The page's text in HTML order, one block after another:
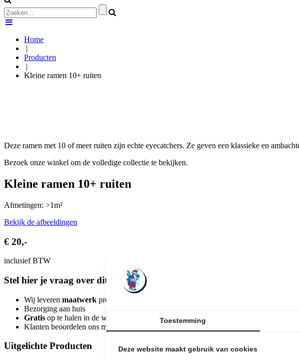
Home
|
Producten
|
Kleine ramen 10+ ruiten
Deze ramen met 10 of meer ruiten zijn echte eyecatchers. Ze geven een klassieke en
Bezoek onze winkel om de volledige collectie te bekijken.
Kleine ramen 10+ ruiten
Afmetingen: >1m²
Bekijk de afbeeldingen
€ 20,-
inclusief BTW
Stel hier je vraag over dit product:
Wij leveren maatwerk producten uit eigen meubelmakerij
Bezorging aan huis
Gratis op te halen in de winkel (dinsdag t/m zaterdag geopend )
Klanten beoordelen ons met een
Uitgelichte Producten
Toestemming
Deze website maakt gebruik van cookies